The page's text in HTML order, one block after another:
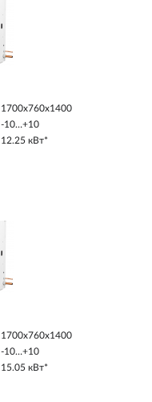
1700х760х1400
-10…+10
12.25 кВт*
1700х760х1400
-10…+10
15.05 кВт*